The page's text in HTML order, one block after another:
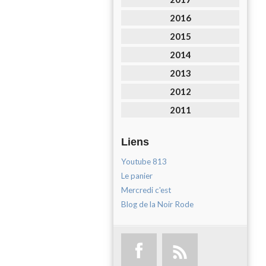
2016
2015
2014
2013
2012
2011
Liens
Youtube 813
Le panier
Mercredi c'est
Blog de la Noir Rode